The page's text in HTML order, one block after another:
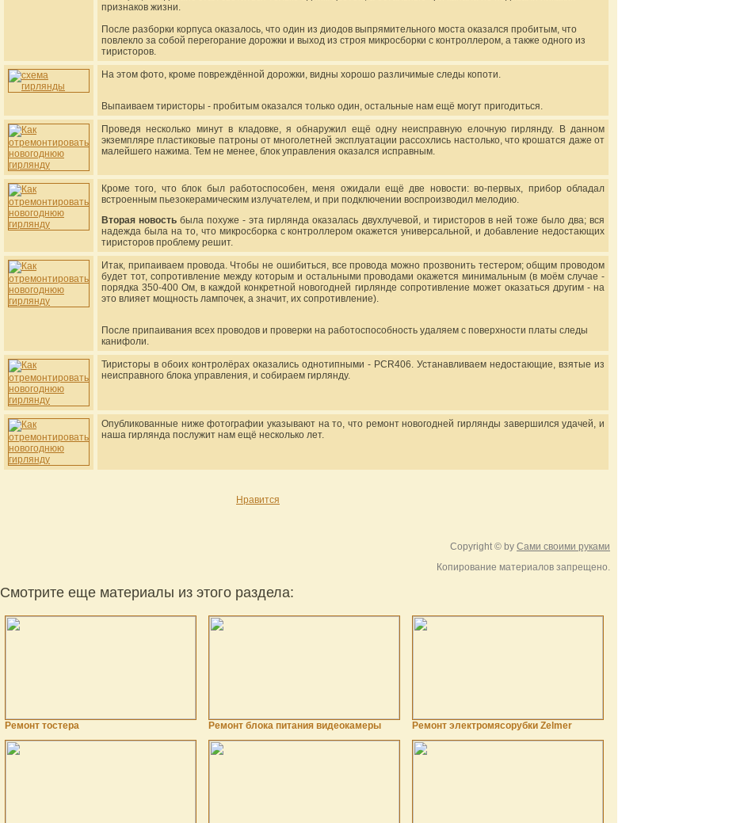
признаков жизни.
После разборки корпуса оказалось, что один из диодов выпрямительного моста оказался пробитым, что
повлекло за собой перегорание дорожки и выход из строя микросборки с контроллером, а также одного из
тиристоров.
На этом фото, кроме повреждённой дорожки, видны хорошо различимые следы копоти.
Выпаиваем тиристоры - пробитым оказался только один, остальные нам ещё могут пригодиться.
Проведя несколько минут в кладовке, я обнаружил ещё одну неисправную елочную гирлянду. В данном
экземпляре пластиковые патроны от многолетней эксплуатации рассохлись настолько, что крошатся даже от
малейшего нажима. Тем не менее, блок управления оказался исправным.
Кроме того, что блок был работоспособен, меня ожидали ещё две новости: во-первых, прибор обладал
встроенным пьезокерамическим излучателем, и при подключении воспроизводил мелодию.
Вторая новость была похуже - эта гирлянда оказалась двухлучевой, и тиристоров в ней тоже было два; вся
надежда была на то, что микросборка с контроллером окажется универсальной, и добавление недостающих
тиристоров проблему решит.
Итак, припаиваем провода. Чтобы не ошибиться, все провода можно прозвонить тестером; общим проводом
будет тот, сопротивление между которым и остальными проводами окажется минимальным (в моём случае -
порядка 350-400 Ом, в каждой конкретной новогодней гирлянде сопротивление может оказаться другим - на
это влияет мощность лампочек, а значит, их сопротивление).
После припаивания всех проводов и проверки на работоспособность удаляем с поверхности платы следы
канифоли.
Тиристоры в обоих контролёрах оказались однотипными - PCR406. Устанавливаем недостающие, взятые из
неисправного блока управления, и собираем гирлянду.
Опубликованные ниже фотографии указывают на то, что ремонт новогодней гирлянды завершился удачей, и
наша гирлянда послужит нам ещё несколько лет.
Нравится
Copyright © by Сами своими руками
Копирование материалов запрещено.
Смотрите еще материалы из этого раздела:
Ремонт тостера Ремонт блока питания видеокамеры Ремонт электромясорубки Zelmer